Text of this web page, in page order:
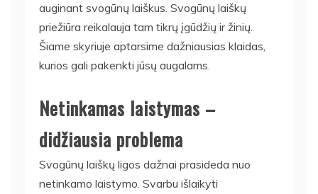
auginant svogūnų laiškus. Svogūnų laiškų
priežiūra reikalauja tam tikrų įgūdžių ir žinių.
Šiame skyriuje aptarsime dažniausias klaidas,
kurios gali pakenkti jūsų augalams.
Netinkamas laistymas –
didžiausia problema
Svogūnų laiškų ligos dažnai prasideda nuo
netinkamo laistymo. Svarbu išlaikyti